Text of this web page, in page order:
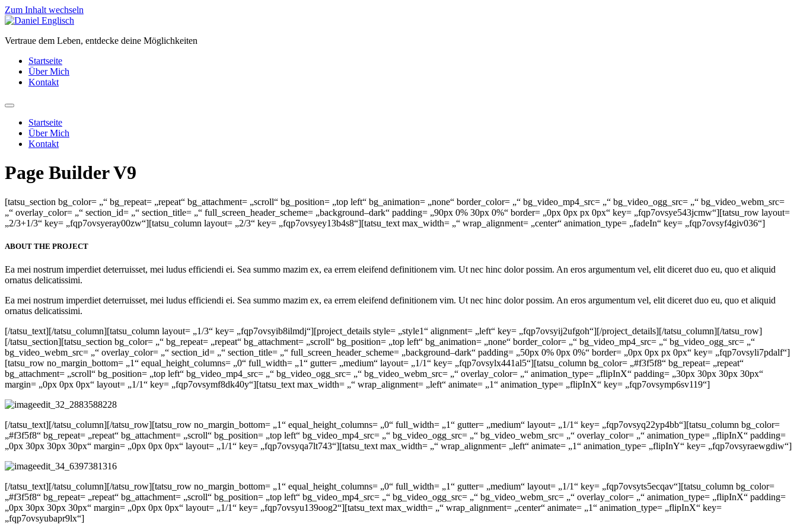
Zum Inhalt wechseln
Vertraue dem Leben, entdecke deine Möglichkeiten
Startseite
Über Mich
Kontakt
Startseite
Über Mich
Kontakt
Page Builder V9
[tatsu_section bg_color= „“ bg_repeat= „repeat“ bg_attachment= „scroll“ bg_position= „top left“ bg_animation= „none“ border_color= „“ bg_video_mp4_src= „“ bg_video_ogg_src= „“ bg_video_webm_src=
„“ overlay_color= „“ section_id= „“ section_title= „“ full_screen_header_scheme= „background–dark“ padding= „90px 0% 30px 0%“ border= „0px 0px px 0px“ key= „fqp7ovsye543jcmw“][tatsu_row layout=
„2/3+1/3“ key= „fqp7ovsyeray00zw“][tatsu_column layout= „2/3“ key= „fqp7ovsyey13b4s8“][tatsu_text max_width= „“ wrap_alignment= „center“ animation_type= „fadeIn“ key= „fqp7ovsyf4giv036“]
ABOUT THE PROJECT
Ea mei nostrum imperdiet deterruisset, mei ludus efficiendi ei. Sea summo mazim ex, ea errem eleifend definitionem vim. Ut nec hinc dolor possim. An eros argumentum vel, elit diceret duo eu, quo et aliquid
ornatus delicatissimi.
Ea mei nostrum imperdiet deterruisset, mei ludus efficiendi ei. Sea summo mazim ex, ea errem eleifend definitionem vim. Ut nec hinc dolor possim. An eros argumentum vel, elit diceret duo eu, quo et aliquid
ornatus delicatissimi.
[/tatsu_text][/tatsu_column][tatsu_column layout= „1/3“ key= „fqp7ovsyib8ilmdj“][project_details style= „style1“ alignment= „left“ key= „fqp7ovsyij2ufgoh“][/project_details][/tatsu_column][/tatsu_row]
[/tatsu_section][tatsu_section bg_color= „“ bg_repeat= „repeat“ bg_attachment= „scroll“ bg_position= „top left“ bg_animation= „none“ border_color= „“ bg_video_mp4_src= „“ bg_video_ogg_src= „“
bg_video_webm_src= „“ overlay_color= „“ section_id= „“ section_title= „“ full_screen_header_scheme= „background–dark“ padding= „50px 0% 0px 0%“ border= „0px 0px px 0px“ key= „fqp7ovsyli7pdalf“]
[tatsu_row no_margin_bottom= „1“ equal_height_columns= „0“ full_width= „1“ gutter= „medium“ layout= „1/1“ key= „fqp7ovsylx441al5“][tatsu_column bg_color= „#f3f5f8“ bg_repeat= „repeat“
bg_attachment= „scroll“ bg_position= „top left“ bg_video_mp4_src= „“ bg_video_ogg_src= „“ bg_video_webm_src= „“ overlay_color= „“ animation_type= „flipInX“ padding= „30px 30px 30px 30px“
margin= „0px 0px 0px“ layout= „1/1“ key= „fqp7ovsymf8dk40y“][tatsu_text max_width= „“ wrap_alignment= „left“ animate= „1“ animation_type= „flipInX“ key= „fqp7ovsymp6sv119“]
[/tatsu_text][/tatsu_column][/tatsu_row][tatsu_row no_margin_bottom= „1“ equal_height_columns= „0“ full_width= „1“ gutter= „medium“ layout= „1/1“ key= „fqp7ovsyq22yp4bb“][tatsu_column bg_color=
„#f3f5f8“ bg_repeat= „repeat“ bg_attachment= „scroll“ bg_position= „top left“ bg_video_mp4_src= „“ bg_video_ogg_src= „“ bg_video_webm_src= „“ overlay_color= „“ animation_type= „flipInX“ padding=
„0px 30px 30px 30px“ margin= „0px 0px 0px“ layout= „1/1“ key= „fqp7ovsyqa7lt743“][tatsu_text max_width= „“ wrap_alignment= „left“ animate= „1“ animation_type= „flipInY“ key= „fqp7ovsyraewgdiw“]
[/tatsu_text][/tatsu_column][/tatsu_row][tatsu_row no_margin_bottom= „1“ equal_height_columns= „0“ full_width= „1“ gutter= „medium“ layout= „1/1“ key= „fqp7ovsyts5ecqav“][tatsu_column bg_color=
„#f3f5f8“ bg_repeat= „repeat“ bg_attachment= „scroll“ bg_position= „top left“ bg_video_mp4_src= „“ bg_video_ogg_src= „“ bg_video_webm_src= „“ overlay_color= „“ animation_type= „flipInX“ padding=
„0px 30px 30px 30px“ margin= „0px 0px 0px“ layout= „1/1“ key= „fqp7ovsyu139oog2“][tatsu_text max_width= „“ wrap_alignment= „center“ animate= „1“ animation_type= „flipInX“ key=
„fqp7ovsyubapr9lx“]